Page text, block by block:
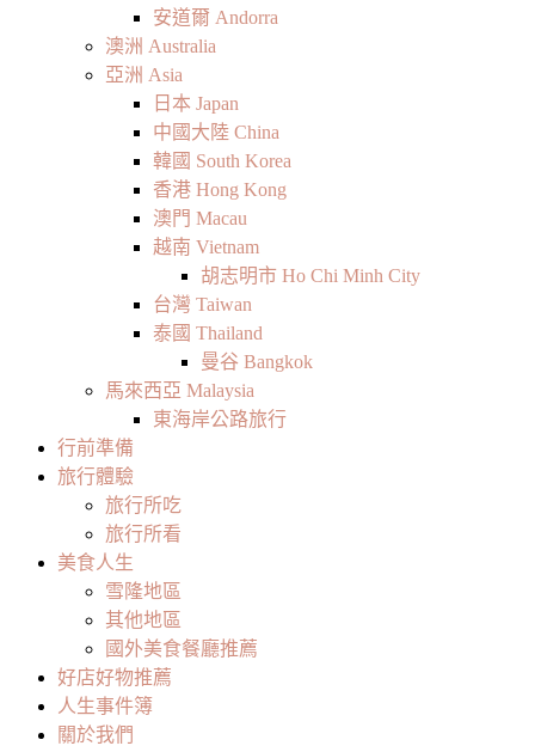
安道爾 Andorra
澳洲 Australia
亞洲 Asia
日本 Japan
中國大陸 China
韓國 South Korea
香港 Hong Kong
澳門 Macau
越南 Vietnam
胡志明市 Ho Chi Minh City
台灣 Taiwan
泰國 Thailand
曼谷 Bangkok
馬來西亞 Malaysia
東海岸公路旅行
行前準備
旅行體驗
旅行所吃
旅行所看
美食人生
雪隆地區
其他地區
國外美食餐廳推薦
好店好物推薦
人生事件簿
關於我們